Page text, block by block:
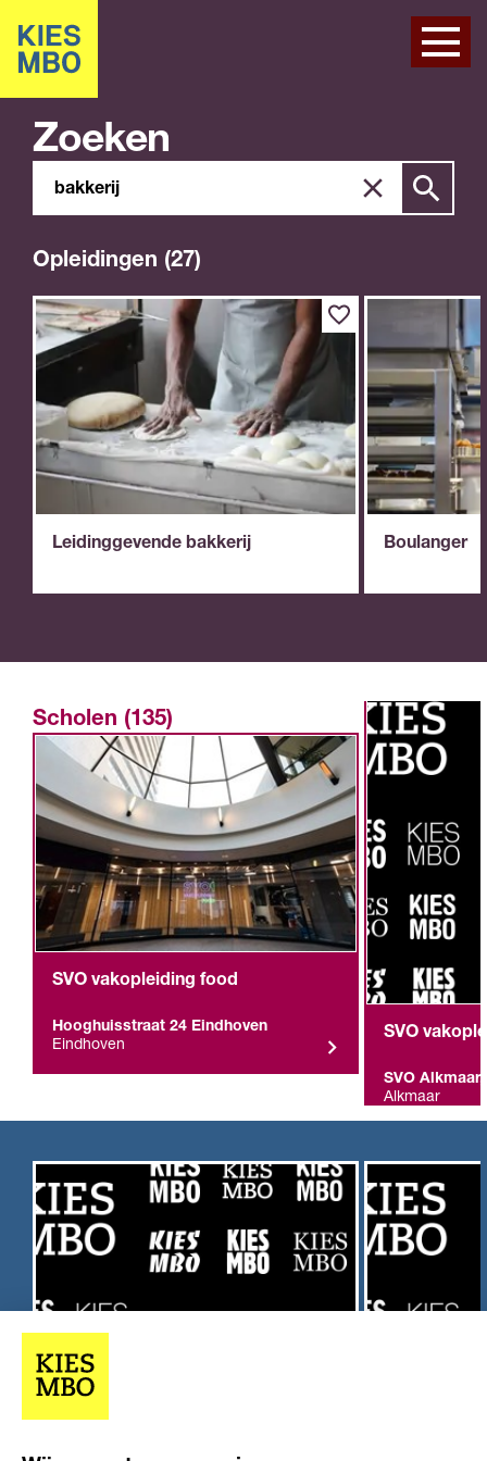
Zoeken
site
Opleidingen (27)
Leidinggevende bakkerij Boulanger
Scholen (135)
SVO vakopleiding food
Hooghuisstraat 24 Eindhoven
Eindhoven
SVO
SVO
Alkmaar
Overige resultaten (2)